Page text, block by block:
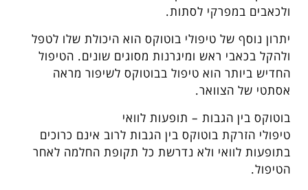
ולכאבים במפרקי לסתות.
יתרון נוסף של טיפולי בוטוקס הוא היכולת שלו לטפל
ולהקל בכאבי ראש ומיגרנות מסוגים שונים. הטיפול
החדיש ביותר הוא טיפול בבוטוקס לשיפור מראה
אסתטי של הצוואר.
בוטוקס בין הגבות – תופעות לוואי
טיפולי הזרקת בוטוקס בין הגבות לרוב אינם כרוכים
בתופעות לוואי ולא נדרשת כל תקופת החלמה לאחר
הטיפול.